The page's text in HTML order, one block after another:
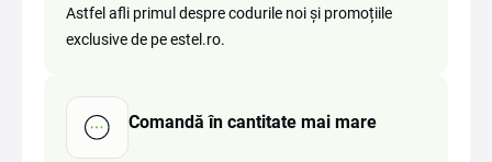
Astfel afli primul despre codurile noi și promoțiile
exclusive de pe estel.ro.
Comandă în cantitate mai mare